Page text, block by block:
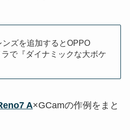
ンズを追加するとOPPO
で『ダイナミックな大ボケ
A×GCamの作例をまと